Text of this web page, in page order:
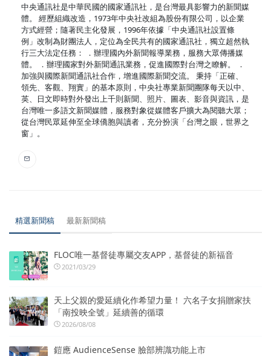
中央通訊社是中華民國的國家通訊社，是台灣最具影響力的新聞媒
體。 經歷組織改造，1973年中央社改組為股份有限公司，以企業
方式經營；隨著民主化發展，1996年依據「中央通訊社設置條
例」改制為財團法人，定位為全民共有的國家通訊社，獨立超然執
行三大法定任務： ．辦理國內外新聞報導業務，服務大眾傳播媒
體。 ．辦理國家對外新聞通訊業務，促進國際對台灣之瞭解。 ．
加強與國際新聞通訊社合作，增進國際新聞交流。 秉持「正確、
領先、客觀、翔實」的基本原則，中央社專業新聞團隊每天以中、
英、日文即時對外發出上千則新聞、照片、圖表、影音與資訊，是
台灣唯一多語文新聞媒體，服務對象從媒體客戶擴大為閱聽大眾；
從台灣民眾延伸至全球僑胞與讀者，充分扮演「台灣之眼，世界之
窗」。
精選新聞稿 最新新聞稿
FLOC唯一基督徒專屬交友APP，基督徒的新福音
2021/03/29
天上父親的愛延續化作希望力量！ 六名子女捐贈家扶
「南投映全號」延續善的循環
2026/08/08
鎧應 AudienceSense 臉部辨識功能上市